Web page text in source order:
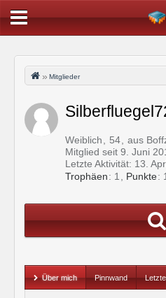
Mitglieder
Weiblich 54
aus
Mitglied seit 9. Juni
Letzte Aktivität: 13.
Trophäen
1 Punkte
Über mich Pinnwand